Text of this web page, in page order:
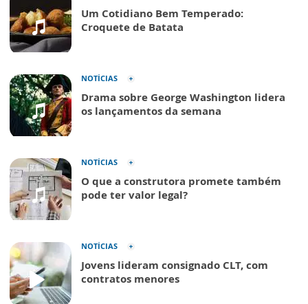
Um Cotidiano Bem Temperado:
Croquete de Batata
NOTÍCIAS
Drama sobre George Washington lidera
os lançamentos da semana
NOTÍCIAS
O que a construtora promete também
pode ter valor legal?
NOTÍCIAS
Jovens lideram consignado CLT, com
contratos menores